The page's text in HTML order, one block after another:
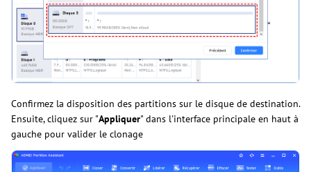
Confirmez la disposition des partitions sur le disque de destination.
Ensuite, cliquez sur "Appliquer" dans l'interface principale en haut à
gauche pour valider le clonage